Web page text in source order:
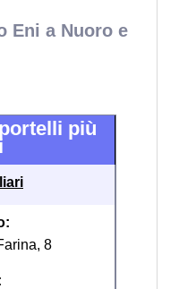
Eni a Nuoro e
più
8